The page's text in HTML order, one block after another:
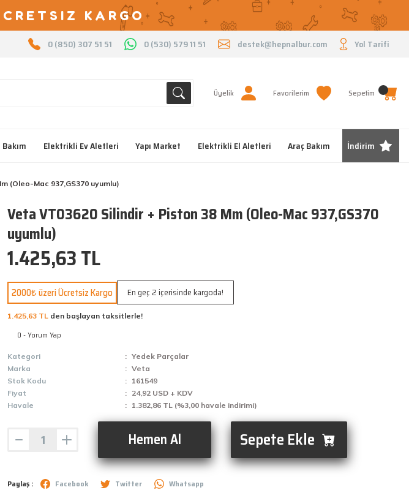
KARGO
0 (850) 307 51 51 0 (530) 579 11 51 destek@hepnalbur.com Yol Tarifi
Üyelik Favorilerim Sepetim
Elektrikli Ev Aletleri Yapı Market Elektrikli El Aletleri Araç Bakım İndirim
(Oleo-Mac 937,GS370 uyumlu)
Veta VT03620 Silindir + Piston 38 Mm (Oleo-Mac 937,GS370
uyumlu)
1.425,63 TL
2000₺ üzeri Ücretsiz Kargo En geç 2 içerisinde kargoda!
1.425,63 TL den başlayan taksitlerle!
0 - Yorum Yap
Kategori
Yedek Parçalar
Marka
Veta
Stok Kodu
161549
Fiyat
24,92 USD + KDV
Havale
1.382,86 TL (%3,00 havale indirimi)
Hemen Al Sepete Ekle
Paylaş : Facebook Twitter Whatsapp